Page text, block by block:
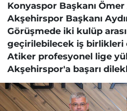
Konyaspor Başkanı
Akşehirspor Başkanı
Görüşmede iki kulüp
geçirilebilecek iş birlikleri
Atiker profesyonel lige
Akşehirspor'a başarı